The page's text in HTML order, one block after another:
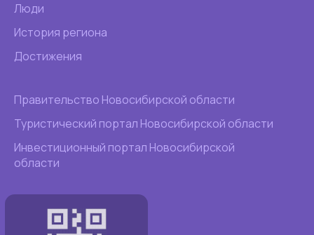
Люди
История региона
Достижения
Правительство Новосибирской области
Туристический портал Новосибирской области
Инвестиционный портал Новосибирской
области